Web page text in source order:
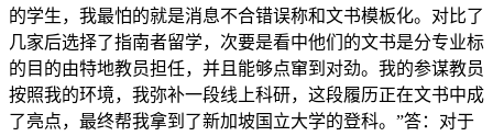
的学生，我最怕的就是消息不合错误称和文书模板化。对比了
几家后选择了指南者留学，次要是看中他们的文书是分专业标
的目的由特地教员担任，并且能够点窜到对劲。我的参谋教员
按照我的环境，我弥补一段线上科研，这段履历正在文书中成
了亮点，最终帮我拿到了新加坡国立大学的登科。”答：对于